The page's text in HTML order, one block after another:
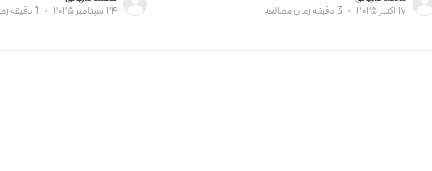
۱۷ اکتبر ۲۰۲۵
•
۲۴ سپتامبر ۲۰۲۵
•